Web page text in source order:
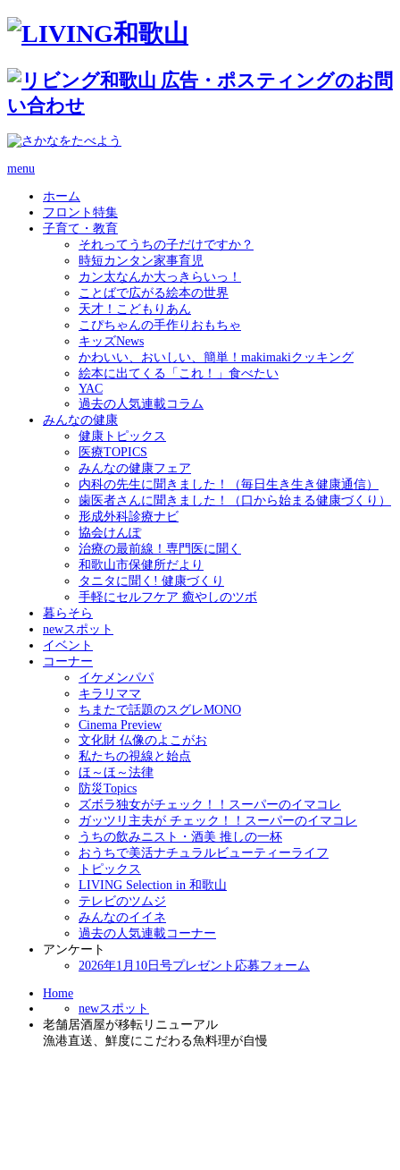
menu
ホーム
フロント特集
子育て・教育
それってうちの子だけですか？
時短カンタン家事育児
カン太なんか大っきらいっ！
ことばで広がる絵本の世界
天才！こどもりあん
こぴちゃんの手作りおもちゃ
キッズNews
かわいい、おいしい、簡単！makimakiクッキング
絵本に出てくる「これ！」食べたい
YAC
過去の人気連載コラム
みんなの健康
健康トピックス
医療TOPICS
みんなの健康フェア
内科の先生に聞きました！（毎日生き生き健康通信）
歯医者さんに聞きました！（口から始まる健康づくり）
形成外科診療ナビ
協会けんぽ
治療の最前線！専門医に聞く
和歌山市保健所だより
タニタに聞く! 健康づくり
手軽にセルフケア 癒やしのツボ
暮らそら
newスポット
イベント
コーナー
イケメンパパ
キラリママ
ちまたで話題のスグレMONO
Cinema Preview
文化財 仏像のよこがお
私たちの視線と始点
ほ～ほ～法律
防災Topics
ズボラ独女がチェック！！スーパーのイマコレ
ガッツリ主夫が チェック！！スーパーのイマコレ
うちの飲みニスト・酒美 推しの一杯
おうちで美活ナチュラルビューティーライフ
トピックス
LIVING Selection in 和歌山
テレビのツムジ
みんなのイイネ
過去の人気連載コーナー
アンケート
2026年1月10日号プレゼント応募フォーム
Home
newスポット
老舗居酒屋が移転リニューアル
漁港直送、鮮度にこだわる魚料理が自慢